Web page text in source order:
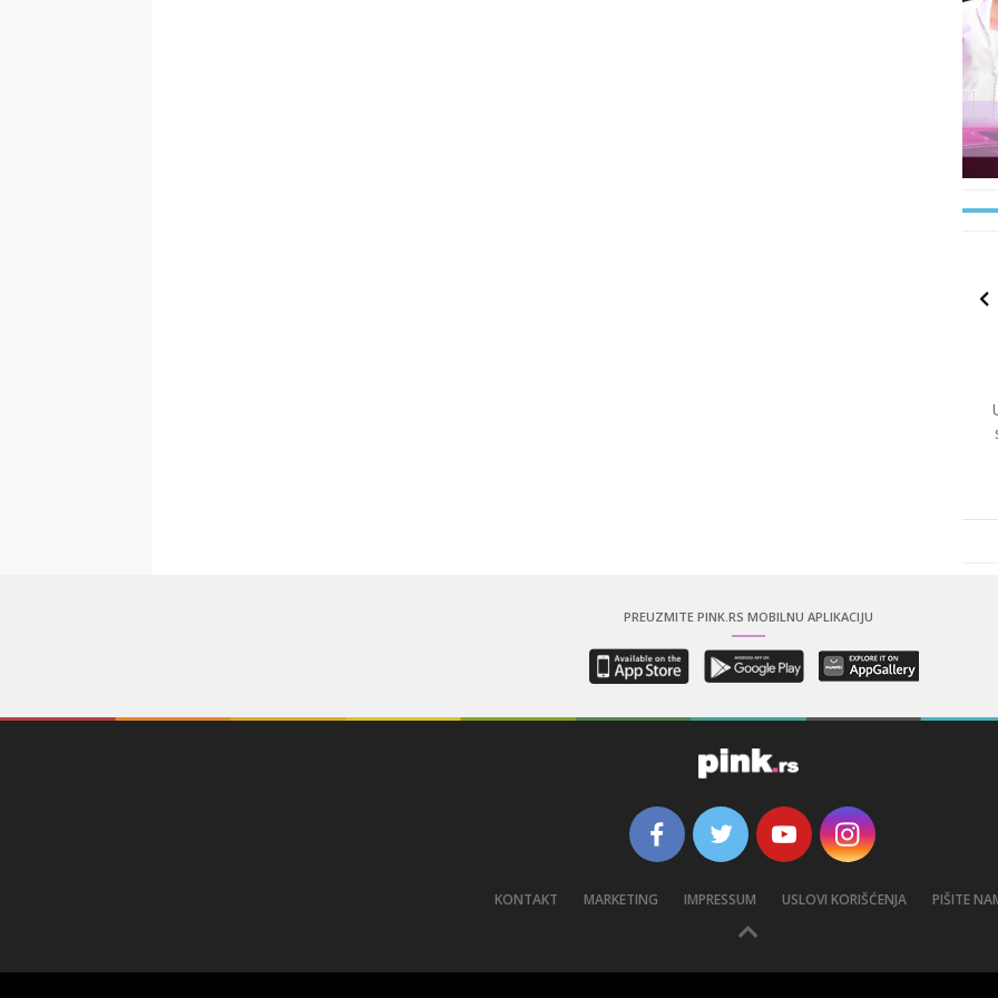
PREUZMITE PINK.RS MOBILNU APLIKACIJU
KONTAKT MARKETING IMPRESSUM USLOVI KORIŠĆENJA PIŠITE